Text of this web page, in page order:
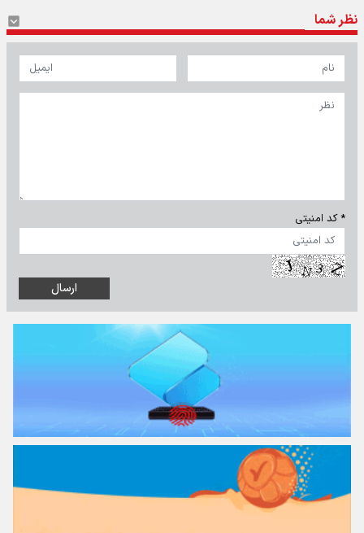
نظر شما
* کد امنیتی